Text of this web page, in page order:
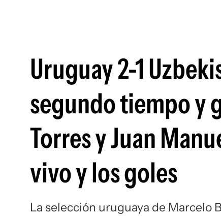
Uruguay 2-1
segundo tiempo y
Torres y Juan
vivo y los goles
La selección uruguaya de Marcelo